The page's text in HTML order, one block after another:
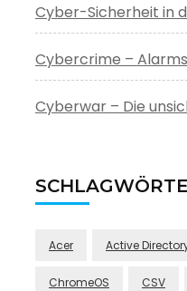
Cyber-Sicherheit in
Cybercrime –
Cyberwar – Die
Acer Active
ChromeOS CSV